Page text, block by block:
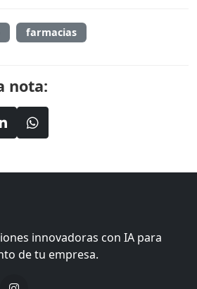
farmacias
nota:
innovadoras con IA para
de tu empresa.